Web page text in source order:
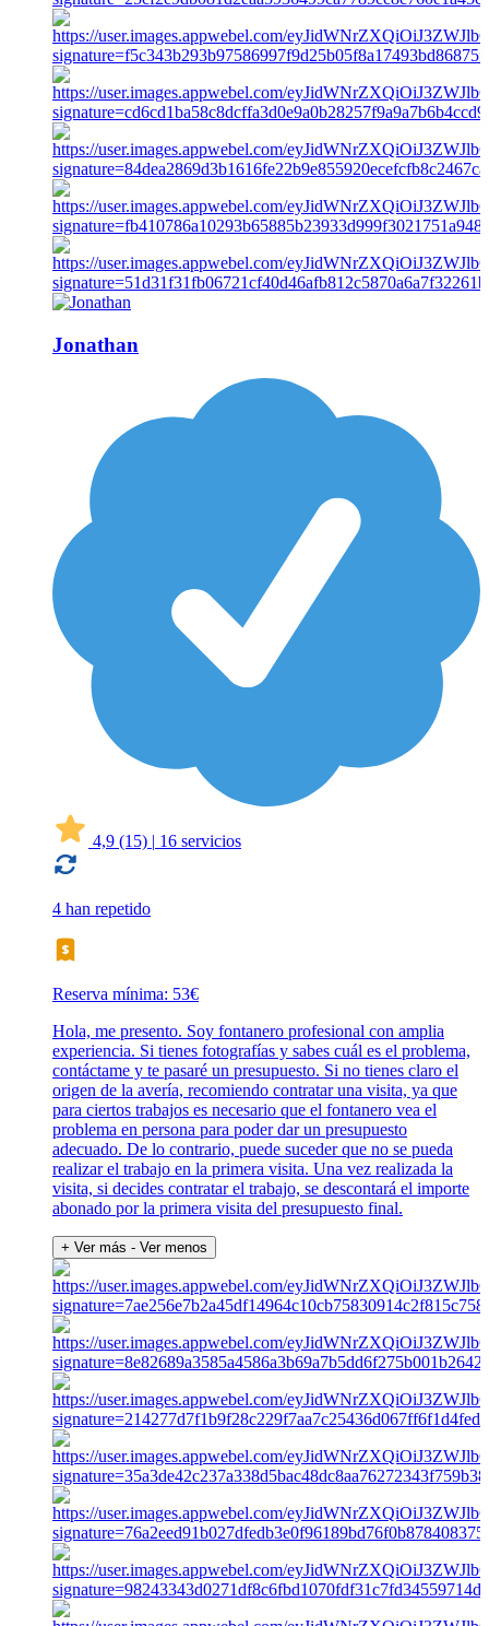
Jonathan
4,9 (15) | 16 servicios
4 han repetido
Reserva mínima: 53€
Hola, me presento. Soy fontanero profesional con amplia
experiencia. Si tienes fotografías y sabes cuál es el problema,
contáctame y te pasaré un presupuesto. Si no tienes claro el
origen de la avería, recomiendo contratar una visita, ya que
para ciertos trabajos es necesario que el fontanero vea el
problema en persona para poder dar un presupuesto
adecuado. De lo contrario, puede suceder que no se pueda
realizar el trabajo en la primera visita. Una vez realizada la
visita, si decides contratar el trabajo, se descontará el importe
abonado por la primera visita del presupuesto final.
+ Ver más - Ver menos